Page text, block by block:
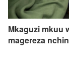
Mkaguzi mkuu
magereza